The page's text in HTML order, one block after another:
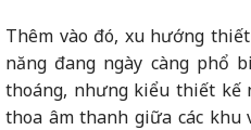
Thêm vào đó, xu hướng
năng đang ngày càng phổ
thoáng, nhưng kiểu thiết kế
thoa âm thanh giữa các khu